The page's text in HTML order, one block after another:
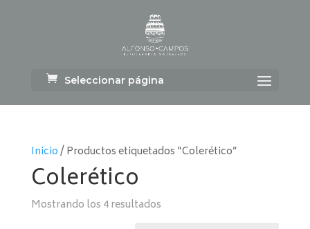
Seleccionar página
Inicio/ Productos etiquetados “Colerético”
Colerético
Mostrando los 4 resultados